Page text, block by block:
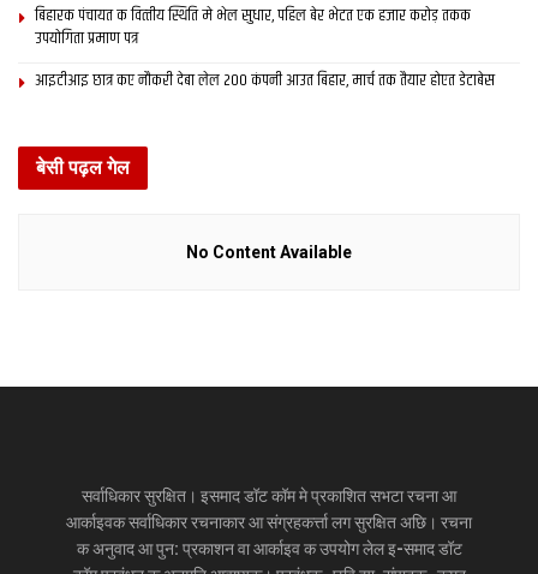
बिहारक पंचायत क वित्‍तीय स्थिति मे भेल सुधार, पहिल बेर भेटत एक हजार करोड़ तकक
उपयोगिता प्रमाण पत्र
आइटीआइ छात्र कए नौकरी देबा लेल 200 कंपनी आउत बिहार, मार्च तक तैयार होएत डेटाबेस
बेसी पढ़ल गेल
No Content Available
सर्वाधिकार सुरक्षित। इसमाद डॉट कॉम मे प्रकाशित सभटा रचना आ
आर्काइवक सर्वाधिकार रचनाकार आ संग्रहकर्त्ता लग सुरक्षित अछि। रचना
क अनुवाद आ पुन: प्रकाशन वा आर्काइव क उपयोग लेल इ-समाद डॉट